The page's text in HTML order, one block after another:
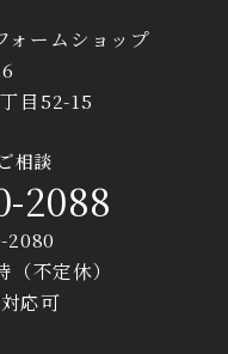
ォームショップ
目52-15
相談
2088
不定休）
応可